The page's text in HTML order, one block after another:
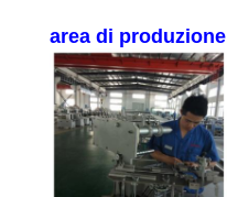
area di produzione